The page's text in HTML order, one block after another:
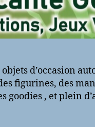
d’occasion
figurines, des
goodies , et plein